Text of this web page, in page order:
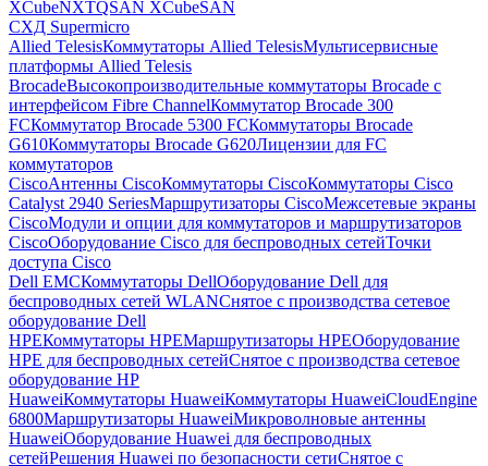
XCubeNXTQSAN XCubeSAN
СХД Supermicro
Allied TelesisКоммутаторы Allied TelesisМультисервисные
платформы Allied Telesis
BrocadeВысокопроизводительные коммутаторы Brocade с
интерфейсом Fibre ChannelКоммутатор Brocade 300
FCКоммутатор Brocade 5300 FCКоммутаторы Brocade
G610Коммутаторы Brocade G620Лицензии для FC
коммутаторов
CiscoАнтенны CiscoКоммутаторы CiscoКоммутаторы Cisco
Catalyst 2940 SeriesМаршрутизаторы CiscoМежсетевые экраны
CiscoМодули и опции для коммутаторов и маршрутизаторов
CiscoОборудование Cisco для беспроводных сетейТочки
доступа Cisco
Dell EMCКоммутаторы DellОборудование Dell для
беспроводных сетей WLANСнятое с производства сетевое
оборудование Dell
HPEКоммутаторы HPEМаршрутизаторы HPEОборудование
HPE для беспроводных сетейСнятое с производства сетевое
оборудование HP
HuaweiКоммутаторы HuaweiКоммутаторы HuaweiCloudEngine
6800Маршрутизаторы HuaweiМикроволновые антенны
HuaweiОборудование Huawei для беспроводных
сетейРешения Huawei по безопасности сетиСнятое с